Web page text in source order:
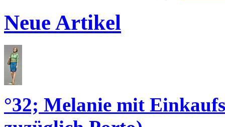
Neue Artikel
°32; Melanie mit